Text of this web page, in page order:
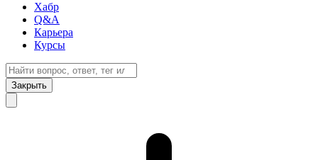
Хабр
Q&A
Карьера
Курсы
Закрыть